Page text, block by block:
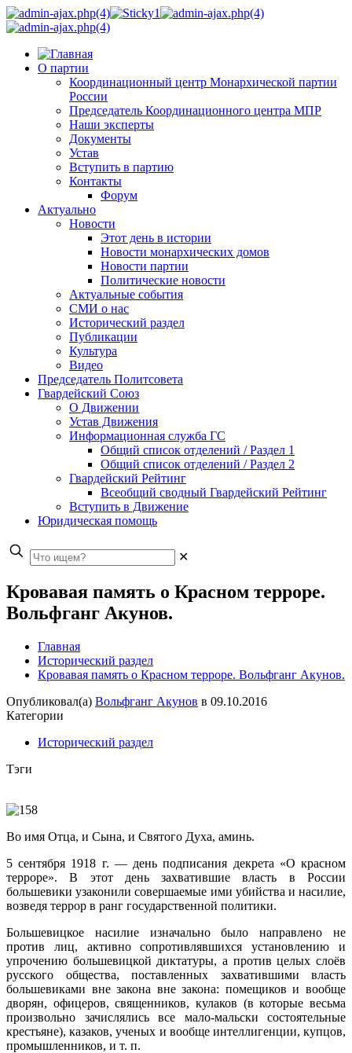
О партии
Координационный центр Монархической партии
России
Председатель Координационного центра МПР
Наши эксперты
Документы
Устав
Вступить в партию
Контакты
Форум
Актуально
Новости
Этот день в истории
Новости монархических домов
Новости партии
Политические новости
Актуальные события
СМИ о нас
Исторический раздел
Публикации
Культура
Видео
Председатель Политсовета
Гвардейский Союз
О Движении
Устав Движения
Информационная служба ГС
Общий список отделений / Раздел 1
Общий список отделений / Раздел 2
Гвардейский Рейтинг
Всеобщий сводный Гвардейский Рейтинг
Вступить в Движение
Юридическая помощь
✕
Кровавая память о Красном терроре.
Вольфганг Акунов.
Главная
Исторический раздел
Кровавая память о Красном терроре. Вольфганг Акунов.
Опубликовал(а) Вольфганг Акунов в 09.10.2016
Категории
Исторический раздел
Тэги
Во имя Отца, и Сына, и Святого Духа, аминь.
5 сентября 1918 г. — день подписания декрета «О красном
терроре». В этот день захватившие власть в России
большевики узаконили совершаемые ими убийства и насилие,
возведя террор в ранг государственной политики.
Большевицкое насилие изначально было направлено не
против лиц, активно сопротивлявшихся установлению и
упрочению большевицкой диктатуры, а против целых слоёв
русского общества, поставленных захватившими власть
большевиками вне закона вне закона: помещиков и вообще
дворян, офицеров, священников, кулаков (в которые весьма
произвольно зачислялись все мало-мальски состоятельные
крестьяне), казаков, ученых и вообще интеллигенции, купцов,
промышленников, и т. п.